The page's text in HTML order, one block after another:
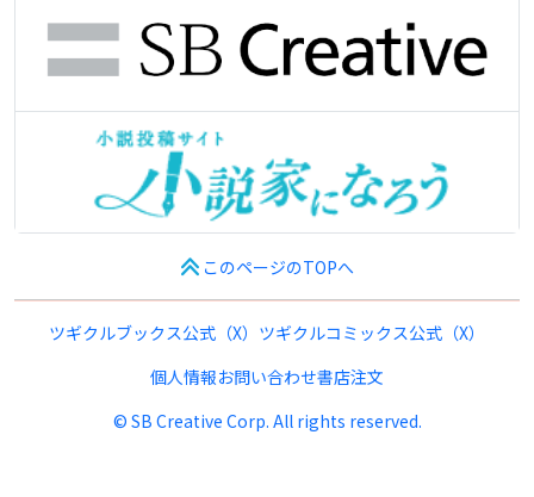
このページのTOPへ
ツギクルブックス公式（X） ツギクルコミックス公式（X）
個人情報お問い合わせ書店注文
© SB Creative Corp. All rights reserved.